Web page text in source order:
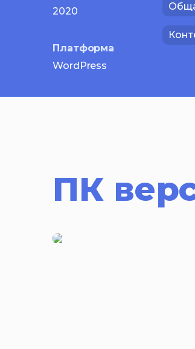
2020
Платформа
WordPress
ПК